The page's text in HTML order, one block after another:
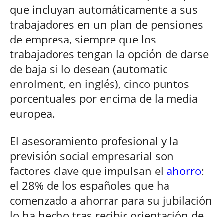
que incluyan automáticamente a sus
trabajadores en un plan de pensiones
de empresa, siempre que los
trabajadores tengan la opción de darse
de baja si lo desean (automatic
enrolment, en inglés), cinco puntos
porcentuales por encima de la media
europea.
El asesoramiento profesional y la
previsión social empresarial son
factores clave que impulsan el ahorro:
el 28% de los españoles que ha
comenzado a ahorrar para su jubilación